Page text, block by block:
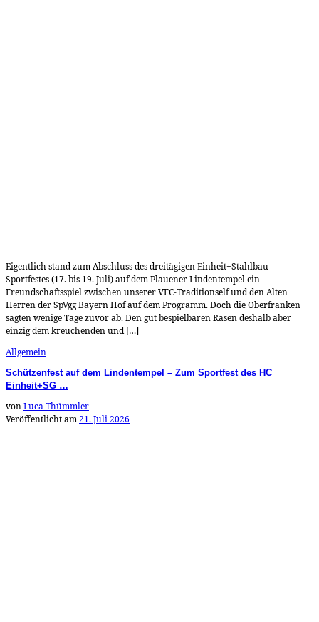
Eigentlich stand zum Abschluss des dreitägigen Einheit+Stahlbau-
Sportfestes (17. bis 19. Juli) auf dem Plauener Lindentempel ein
Freundschaftsspiel zwischen unserer VFC-Traditionself und den Alten
Herren der SpVgg Bayern Hof auf dem Programm. Doch die Oberfranken
sagten wenige Tage zuvor ab. Den gut bespielbaren Rasen deshalb aber
einzig dem kreuchenden und […]
Allgemein
Schützenfest auf dem Lindentempel – Zum Sportfest des HC
Einheit+SG …
vonLuca Thümmler
Veröffentlicht am21. Juli 2026